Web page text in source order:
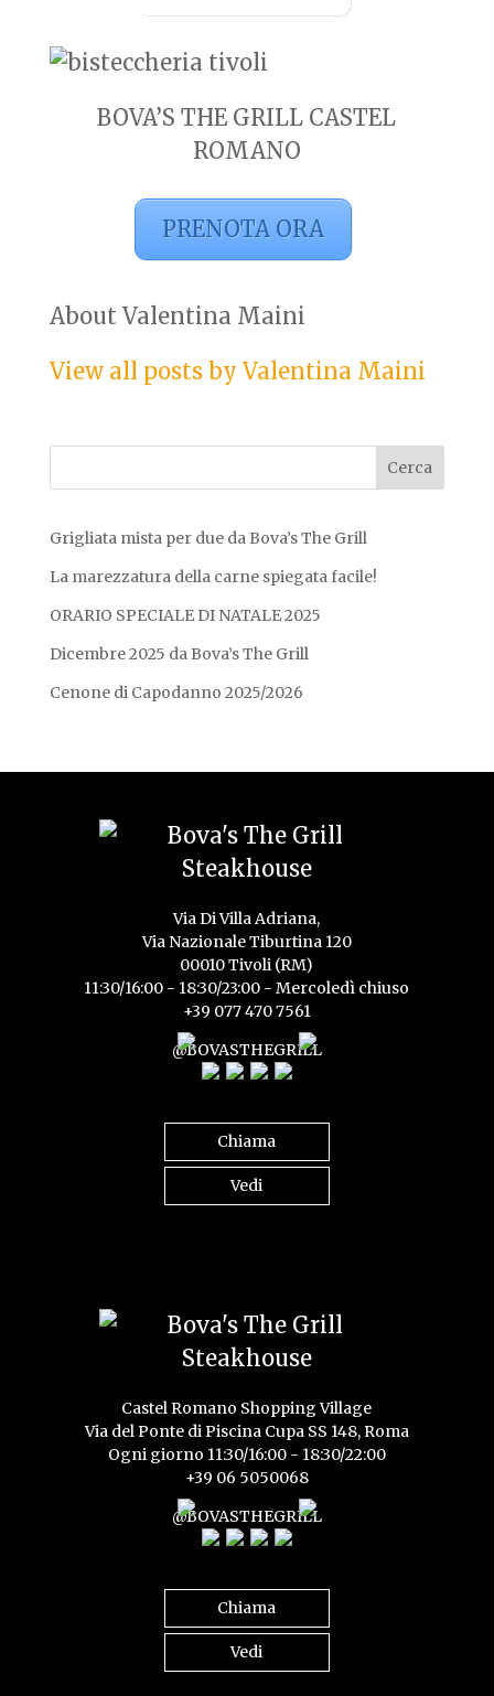
BOVA’S THE GRILL CASTEL
ROMANO
PRENOTA ORA
About Valentina Maini
View all posts by Valentina Maini
Grigliata mista per due da Bova’s The Grill
La marezzatura della carne spiegata facile!
ORARIO SPECIALE DI NATALE 2025
Dicembre 2025 da Bova’s The Grill
Cenone di Capodanno 2025/2026
Via Di Villa Adriana,
Via Nazionale Tiburtina 120
00010 Tivoli (RM)
11:30/16:00 - 18:30/23:00 - Mercoledì chiuso
+39 077 470 7561
@BOVASTHEGRILL
Chiama
Vedi
Castel Romano Shopping Village
Via del Ponte di Piscina Cupa SS 148, Roma
Ogni giorno 11:30/16:00 - 18:30/22:00
+39 06 5050068
@BOVASTHEGRILL
Chiama
Vedi